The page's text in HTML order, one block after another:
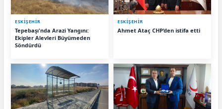
ESKIŞEHIR
Tepebaşı'nda Arazi Yangını:
Ekipler Alevleri Büyümeden
Söndürdü
ESKIŞEHIR
Ahmet Ataç CHP’den istifa etti